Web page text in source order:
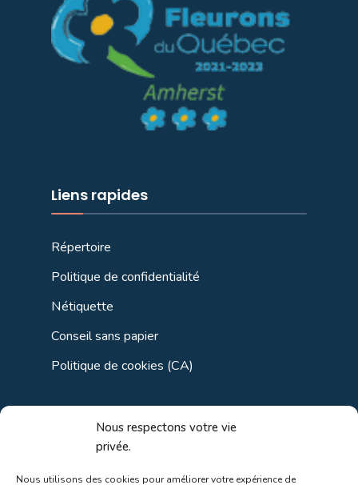
Nous respectons votre vie
privée.
Nous utilisons des cookies pour améliorer votre expérience de
Liens rapides
Répertoire
Politique de confidentialité
Nétiquette
Conseil sans papier
Politique de cookies (CA)
Liens utiles
Liens régionaux